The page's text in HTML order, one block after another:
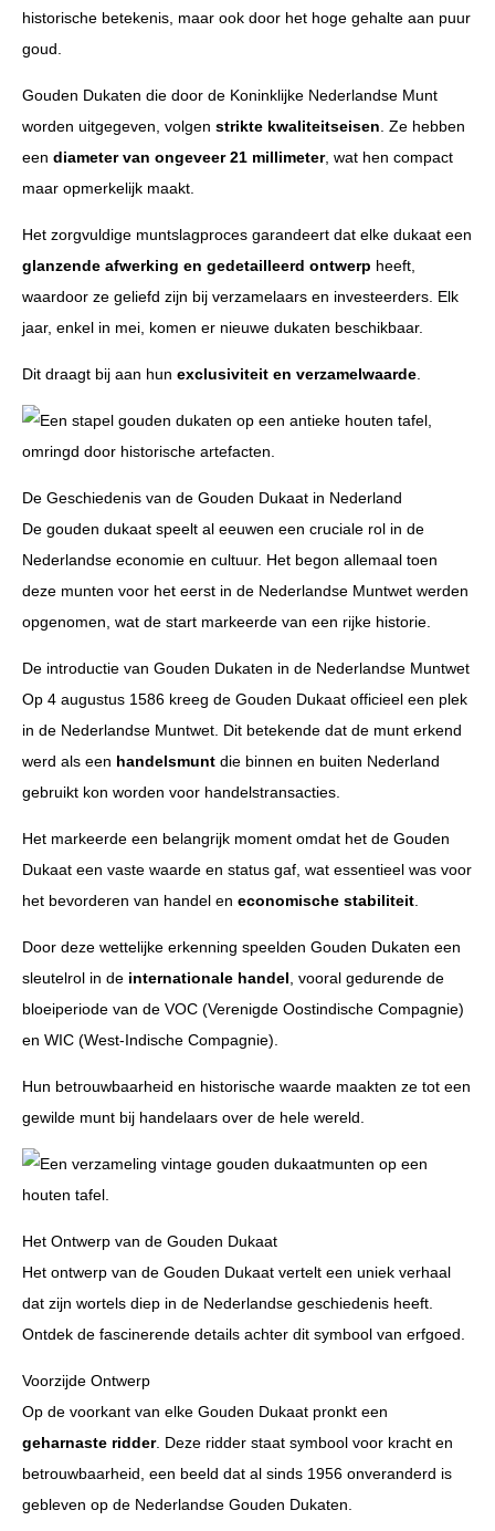
historische betekenis, maar ook door het hoge gehalte aan puur
goud.
Gouden Dukaten die door de Koninklijke Nederlandse Munt
worden uitgegeven, volgen strikte kwaliteitseisen. Ze hebben
een diameter van ongeveer 21 millimeter, wat hen compact
maar opmerkelijk maakt.
Het zorgvuldige muntslagproces garandeert dat elke dukaat een
glanzende afwerking en gedetailleerd ontwerp heeft,
waardoor ze geliefd zijn bij verzamelaars en investeerders. Elk
jaar, enkel in mei, komen er nieuwe dukaten beschikbaar.
Dit draagt bij aan hun exclusiviteit en verzamelwaarde.
De Geschiedenis van de Gouden Dukaat in Nederland
De gouden dukaat speelt al eeuwen een cruciale rol in de
Nederlandse economie en cultuur. Het begon allemaal toen
deze munten voor het eerst in de Nederlandse Muntwet werden
opgenomen, wat de start markeerde van een rijke historie.
De introductie van Gouden Dukaten in de Nederlandse Muntwet
Op 4 augustus 1586 kreeg de Gouden Dukaat officieel een plek
in de Nederlandse Muntwet. Dit betekende dat de munt erkend
werd als een handelsmunt die binnen en buiten Nederland
gebruikt kon worden voor handelstransacties.
Het markeerde een belangrijk moment omdat het de Gouden
Dukaat een vaste waarde en status gaf, wat essentieel was voor
het bevorderen van handel en economische stabiliteit.
Door deze wettelijke erkenning speelden Gouden Dukaten een
sleutelrol in de internationale handel, vooral gedurende de
bloeiperiode van de VOC (Verenigde Oostindische Compagnie)
en WIC (West-Indische Compagnie).
Hun betrouwbaarheid en historische waarde maakten ze tot een
gewilde munt bij handelaars over de hele wereld.
Het Ontwerp van de Gouden Dukaat
Het ontwerp van de Gouden Dukaat vertelt een uniek verhaal
dat zijn wortels diep in de Nederlandse geschiedenis heeft.
Ontdek de fascinerende details achter dit symbool van erfgoed.
Voorzijde Ontwerp
Op de voorkant van elke Gouden Dukaat pronkt een
geharnaste ridder. Deze ridder staat symbool voor kracht en
betrouwbaarheid, een beeld dat al sinds 1956 onveranderd is
gebleven op de Nederlandse Gouden Dukaten.